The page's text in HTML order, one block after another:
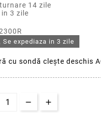
14 zile
in 3 zile
Se expediaza in 3 zile
cu sondă cleşte deschis